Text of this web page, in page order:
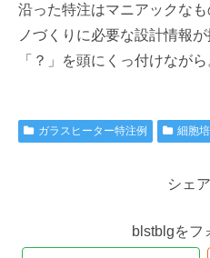
沿った特注はマニアックな
ノづくりに必要な設計情報
「？」を頭にくっ付けながら
ガラスヒーター特注例 細胞
シェ
blstblgをフ